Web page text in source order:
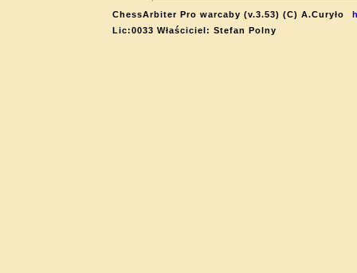
ChessArbiter Pro warcaby (v.3.53) (C) A.Curyło
Lic:0033 Właściciel: Stefan Polny